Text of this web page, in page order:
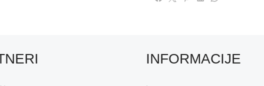
INFORMACIJE